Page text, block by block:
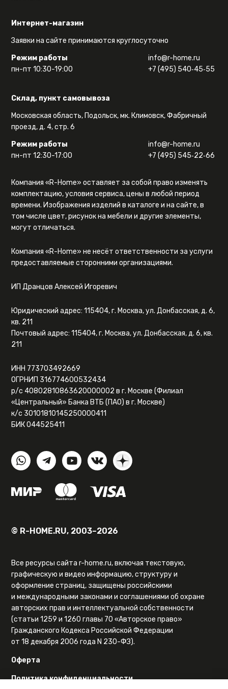
Интернет-магазин
Заявки на сайте принимаются круглосуточно
Режим работы
пн-пт 10:30-19:00
info@r-home.ru
+7 (495) 540‑45‑55
Склад, пункт самовывоза
Московская область, Подольск, мк. Климовск, Фабричный
проезд, д. 4, стр. 6
Режим работы
пн-пт 12:30-17:00
info@r-home.ru
+7 (495) 545‑22‑66
Компания «R-Home» оставляет за собой право изменять
комплектацию, условия сервиса, цены в любой период
времени. Изображения изделий в каталоге и на сайте, в
том числе цвет, рисунок на мебели и другие элементы,
могут отличаться.
Компания «R-Home» не несёт ответственности за услуги
предоставляемые сторонними организациями.
ИП Дранцов Алексей Игоревич
Юридический адрес: 115404, г. Москва, ул. Донбасская, д. 6,
кв. 211
Почтовый адрес: 115404, г. Москва, ул. Донбасская, д. 6, кв.
211
ИНН 773703492669
ОГРНИП 316774600532434
р/с 40802810863620000002 в г. Москве (Филиал
«Центральный» Банка ВТБ (ПАО) в г. Москве)
к/с 30101810145250000411
БИК 044525411
© R-HOME.RU, 2003–2026
Все ресурсы сайта r-home.ru, включая текстовую,
графическую и видео информацию, структуру и
оформление страниц, защищены российскими
и международными законами и соглашениями об охране
авторских прав и интеллектуальной собственности
(статьи 1259 и 1260 главы 70 «Авторское право»
Гражданского Кодекса Российской Федерации
от 18 декабря 2006 года N 230-ФЗ).
Оферта
Политика конфиденциальности